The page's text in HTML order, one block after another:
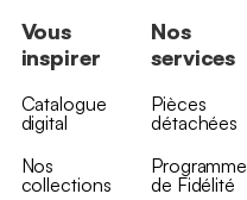
Vous
inspirer
Catalogue
digital
Nos
collections
Nos
services
Pièces
détachées
Programme
de Fidélité